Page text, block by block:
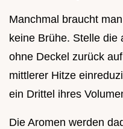
Manchmal braucht
keine Brühe. Stelle die
ohne Deckel zurück
mittlerer Hitze
ein Drittel ihres
Die Aromen werden